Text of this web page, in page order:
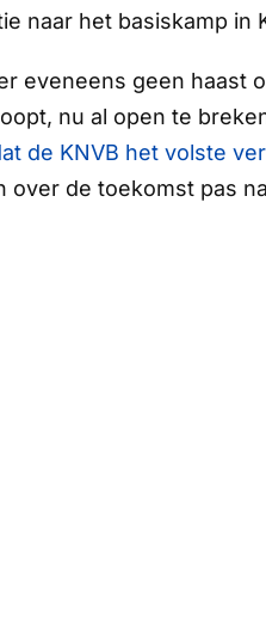
naar het basiskamp in
eveneens geen haast
nu al open te
de KNVB het volste
over de toekomst pas